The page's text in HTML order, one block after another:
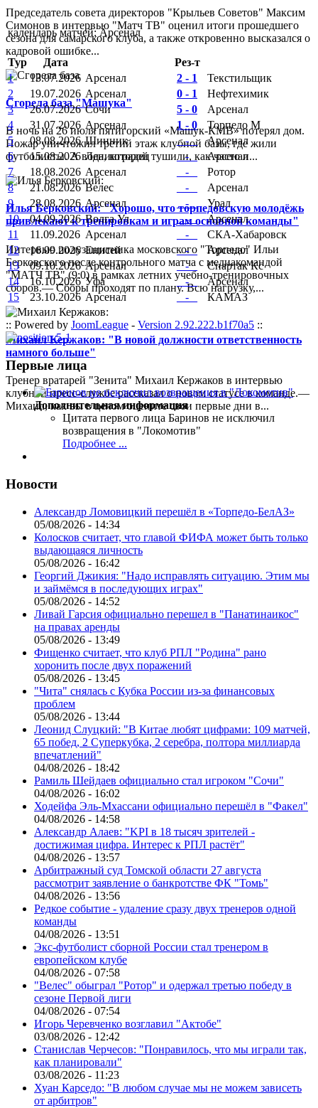
Председатель совета директоров "Крыльев Советов" Максим
Симонов в интервью "Матч ТВ" оценил итоги прошедшего
сезона для самарского клуба, а также откровенно высказался о
кадровой ошибке...
Сгорела база "Машука"
В ночь на 26 июля пятигорский «Машук-КМВ» потерял дом.
Пожар уничтожил третий этаж клубной базы, где жили
футболисты. А вода, которой тушили, как часто и...
Илья Берковский: "Хорошо, что торпедовскую молодёжь
привлекают к тренировкам и играм основной команды"
Интервью полузащитника московского "Торпедо" Ильи
Берковского после контрольного матча с медиакомандой
"МАТЧ ТВ" (9:0) в рамках летних учебно-тренировочных
сборов.— Сборы проходят по плану. Всю нагрузку,...
Михаил Кержаков: "В новой должности ответственность
намного больше"
Тренер вратарей "Зенита" Михаил Кержаков в интервью
клубной пресс-службе рассказал о новом статусе в команде.—
Михаил, как вы в целом оцените свои первые дни в...
календарь матчей: Арсенал
Тур Дата
Рез-т
1
13.07.2026 Арсенал 2 - 1
Текстильщик
2
19.07.2026 Арсенал 0 - 1
Нефтехимик
3
26.07.2026 Сочи 5 - 0
Арсенал
4
31.07.2026 Арсенал 1 - 0
Торпедо М
5
08.08.2026 Шинник _ - _
Арсенал
6
15.08.2026 Ленинградец _ - _
Арсенал
7
18.08.2026 Арсенал _ - _
Ротор
8
21.08.2026 Велес _ - _
Арсенал
9
28.08.2026 Арсенал _ - _
Урал
10
04.09.2026 Волга Ул _ - _
Арсенал
11
11.09.2026 Арсенал _ - _
СКА-Хабаровск
12
16.09.2026 Енисей _ - _
Арсенал
13
09.10.2026 Арсенал _ - _
Спартак Кс
14
16.10.2026 Уфа _ - _
Арсенал
15
23.10.2026 Арсенал _ - _ КАМАЗ
:: Powered by JoomLeague - Version 2.92.222.b1f70a5 ::
Первые лица
Дополнительная информация
Цитата первого лица Баринов не исключил
возвращения в "Локомотив"
Подробнее ...
Новости
Александр Ломовицкий перешёл в «Торпедо-БелАЗ»
05/08/2026 - 14:34
Колосков считает, что главой ФИФА может быть только
выдающаяся личность
05/08/2026 - 16:42
Георгий Джикия: "Надо исправлять ситуацию. Этим мы
и займёмся в последующих играх"
05/08/2026 - 14:52
Ливай Гарсия официально перешел в "Панатинаикос"
на правах аренды
05/08/2026 - 13:49
Фищенко считает, что клуб РПЛ "Родина" рано
хоронить после двух поражений
05/08/2026 - 13:45
"Чита" снялась с Кубка России из-за финансовых
проблем
05/08/2026 - 13:44
Леонид Слуцкий: "В Китае любят цифрами: 109 матчей,
65 побед, 2 Суперкубка, 2 серебра, полтора миллиарда
впечатлений"
04/08/2026 - 18:42
Рамиль Шейдаев официально стал игроком "Сочи"
04/08/2026 - 16:02
Ходейфа Эль-Мхассани официально перешёл в "Факел"
04/08/2026 - 14:58
Александр Алаев: "KPI в 18 тысяч зрителей -
достижимая цифра. Интерес к РПЛ растёт"
04/08/2026 - 13:57
Арбитражный суд Томской области 27 августа
рассмотрит заявление о банкротстве ФК "Томь"
04/08/2026 - 13:56
Редкое событие - удаление сразу двух тренеров одной
команды
04/08/2026 - 13:51
Экс-футболист сборной России стал тренером в
европейском клубе
04/08/2026 - 07:58
"Велес" обыграл "Ротор" и одержал третью победу в
сезоне Первой лиги
04/08/2026 - 07:54
Игорь Черевченко возглавил "Актобе"
03/08/2026 - 12:42
Станислав Черчесов: "Понравилось, что мы играли так,
как планировали"
03/08/2026 - 11:23
Хуан Карседо: "В любом случае мы не можем зависеть
от арбитров"